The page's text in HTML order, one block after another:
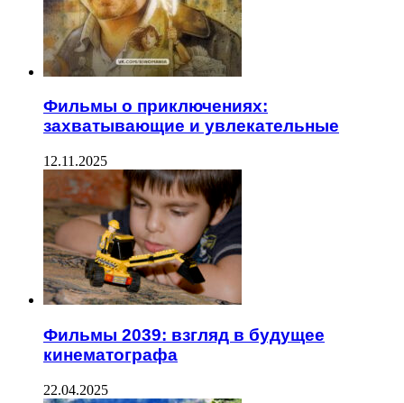
Фильмы о приключениях:
захватывающие и увлекательные
12.11.2025
Фильмы 2039: взгляд в будущее
кинематографа
22.04.2025